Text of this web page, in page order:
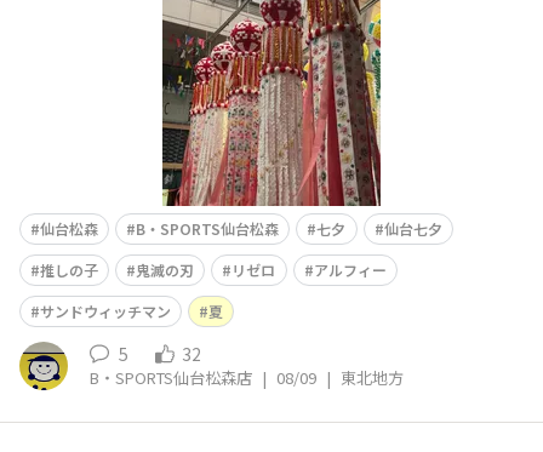
仙台松森 B・SPORTS仙台松森 七夕
仙台七夕
推しの子
鬼滅の刃 リゼロ
アルフィー
サンドウィッチマン
夏
5 32
B・SPORTS仙台松森店 | 08/09 | 東北地方